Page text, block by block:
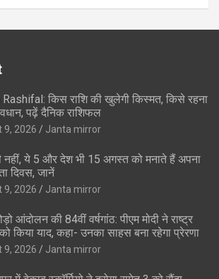
किस राशि की खुलेगी किस्मत, किसे रहना
पढ़ें दैनिक राशिफल
9, 2026 Janta mirror
नहीं, ये 5 और देश भी 15 अगस्त को मनाते हैं अपना
दिवस, जानें
9, 2026 Janta mirror
आंदोलन की 84वीं वर्षगांठ: पीएम मोदी ने राष्ट्र
किया याद, कहा- उनका साहस बना रहेगा प्रेरणा
9, 2026 Janta mirror